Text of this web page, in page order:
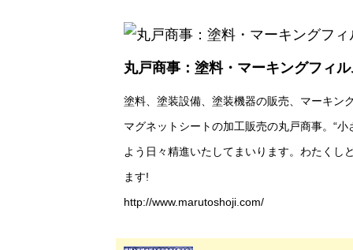
丸戸商事：塗料・マーキングフィ
塗料、塗装設備、塗装機器の販売、マーキン
マグネットシートの加工販売の丸戸商事。“
よう日々精進いたしてまいります。わたくし
ます!
http://www.marutoshoji.com/